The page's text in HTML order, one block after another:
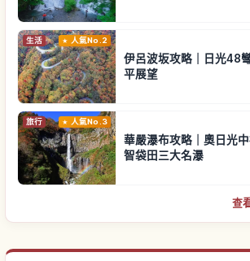
生活 人氣No.2
伊呂波坂攻略｜日光48
平展望
旅行 人氣No.3
華嚴瀑布攻略｜奧日光
智袋田三大名瀑
查